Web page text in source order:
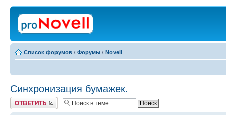
Список форумов ‹ Форумы ‹ Novell
Синхронизация бумажек.
Ответить